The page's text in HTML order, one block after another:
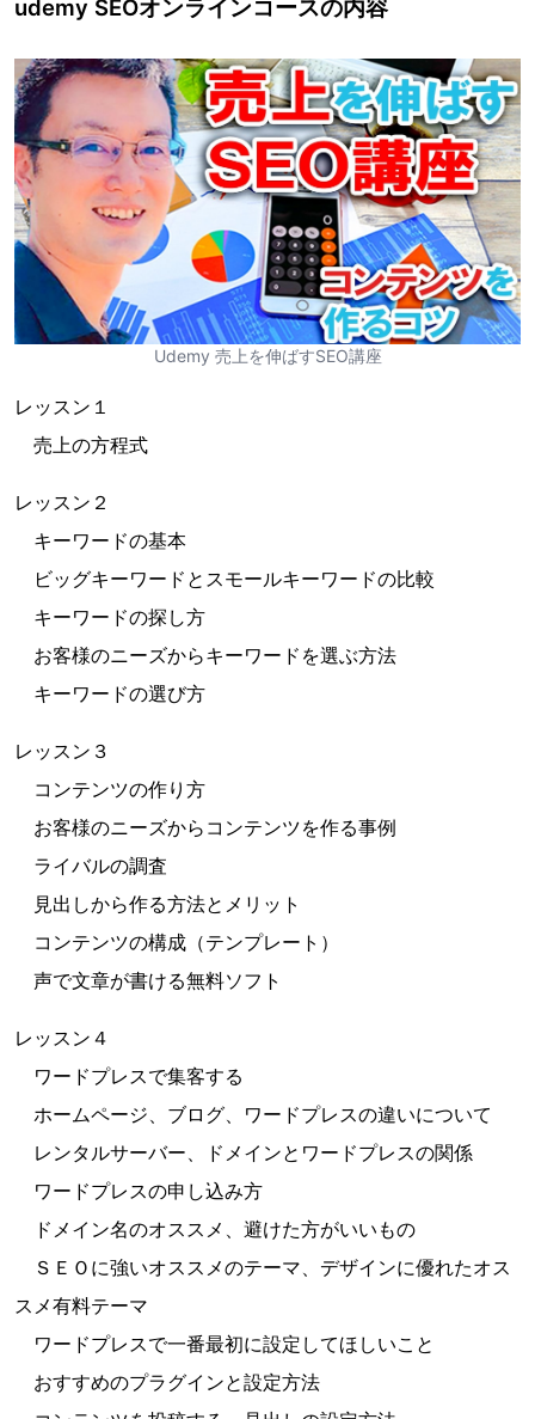
udemy SEOオンラインコースの内容
Udemy 売上を伸ばすSEO講座
レッスン１
売上の方程式
レッスン２
キーワードの基本
ビッグキーワードとスモールキーワードの比較
キーワードの探し方
お客様のニーズからキーワードを選ぶ方法
キーワードの選び方
レッスン３
コンテンツの作り方
お客様のニーズからコンテンツを作る事例
ライバルの調査
見出しから作る方法とメリット
コンテンツの構成（テンプレート）
声で文章が書ける無料ソフト
レッスン４
ワードプレスで集客する
ホームページ、ブログ、ワードプレスの違いについて
レンタルサーバー、ドメインとワードプレスの関係
ワードプレスの申し込み方
ドメイン名のオススメ、避けた方がいいもの
ＳＥＯに強いオススメのテーマ、デザインに優れたオス
スメ有料テーマ
ワードプレスで一番最初に設定してほしいこと
おすすめのプラグインと設定方法